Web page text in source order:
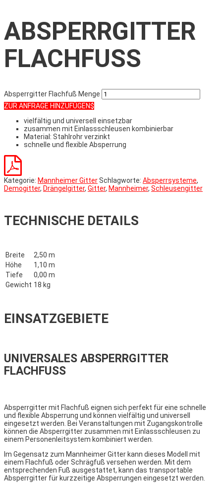
ABSPERRGITTER
FLACHFUSS
Absperrgitter Flachfuß Menge
ZUR ANFRAGE HINZUFÜGEN
vielfältig und universell einsetzbar
zusammen mit Einlassschleusen kombinierbar
Material: Stahlrohr verzinkt
schnelle und flexible Absperrung
Kategorie: Mannheimer GitterSchlagworte: Absperrsysteme,
Demogitter, Drängelgitter, Gitter, Mannheimer, Schleusengitter
TECHNISCHE DETAILS
Breite
2,50 m
Höhe
1,10 m
Tiefe
0,00 m
Gewicht 18 kg
EINSATZGEBIETE
UNIVERSALES ABSPERRGITTER
FLACHFUSS
Absperrgitter mit Flachfuß eignen sich perfekt für eine schnelle
und flexible Absperrung und können vielfältig und universell
eingesetzt werden. Bei Veranstaltungen mit Zugangskontrolle
können die Absperrgitter zusammen mit Einlassschleusen zu
einem Personenleitsystem kombiniert werden.
Im Gegensatz zum Mannheimer Gitter kann dieses Modell mit
einem Flachfuß oder Schrägfuß versehen werden. Mit dem
entsprechenden Fuß ausgestattet, kann das transportable
Absperrgitter für kurzzeitige Absperrungen eingesetzt werden.